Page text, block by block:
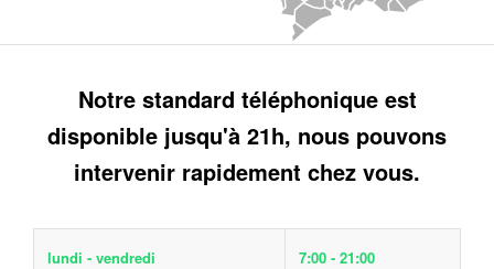
Notre standard téléphonique est
disponible jusqu'à 21h, nous pouvons
intervenir rapidement chez vous.
lundi - vendredi 7:00 - 21:00